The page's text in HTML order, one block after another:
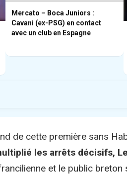
Mercato – Boca Juniors :
Cavani (ex-PSG) en contact
avec un club en Espagne
de cette première sans
les arrêts décisifs,
et le public breton